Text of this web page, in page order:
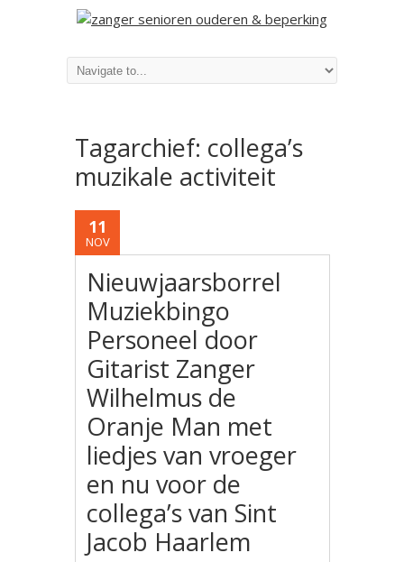
Tagarchief: collega’s
muzikale activiteit
11
NOV
Nieuwjaarsborrel
Muziekbingo
Personeel door
Gitarist Zanger
Wilhelmus de
Oranje Man met
liedjes van vroeger
en nu voor de
collega’s van Sint
Jacob Haarlem